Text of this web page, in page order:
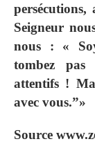
Seigneur
nous : «
tombez pas
attentifs !
avec vous.”»
Source